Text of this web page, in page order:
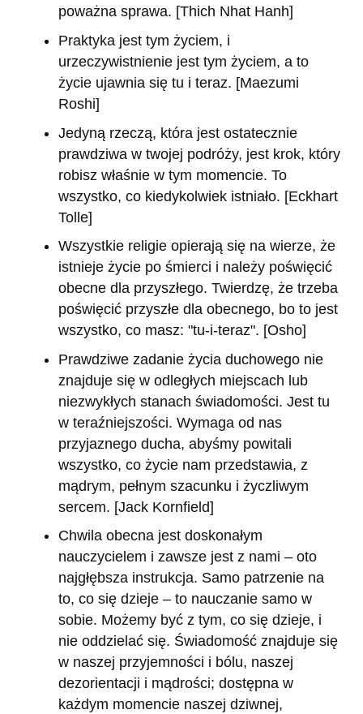
poważna sprawa. [Thich Nhat Hanh]
Praktyka jest tym życiem, i
urzeczywistnienie jest tym życiem, a to
życie ujawnia się tu i teraz. [Maezumi
Roshi]
Jedyną rzeczą, która jest ostatecznie
prawdziwa w twojej podróży, jest krok, który
robisz właśnie w tym momencie. To
wszystko, co kiedykolwiek istniało. [Eckhart
Tolle]
Wszystkie religie opierają się na wierze, że
istnieje życie po śmierci i należy poświęcić
obecne dla przyszłego. Twierdzę, że trzeba
poświęcić przyszłe dla obecnego, bo to jest
wszystko, co masz: "tu-i-teraz". [Osho]
Prawdziwe zadanie życia duchowego nie
znajduje się w odległych miejscach lub
niezwykłych stanach świadomości. Jest tu
w teraźniejszości. Wymaga od nas
przyjaznego ducha, abyśmy powitali
wszystko, co życie nam przedstawia, z
mądrym, pełnym szacunku i życzliwym
sercem. [Jack Kornfield]
Chwila obecna jest doskonałym
nauczycielem i zawsze jest z nami – oto
najgłębsza instrukcja. Samo patrzenie na
to, co się dzieje – to nauczanie samo w
sobie. Możemy być z tym, co się dzieje, i
nie oddzielać się. Świadomość znajduje się
w naszej przyjemności i bólu, naszej
dezorientacji i mądrości; dostępna w
każdym momencie naszej dziwnej,